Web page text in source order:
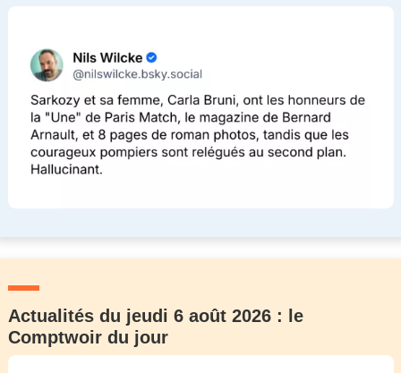
Actualités du jeudi 6 août 2026 : le
Comptwoir du jour